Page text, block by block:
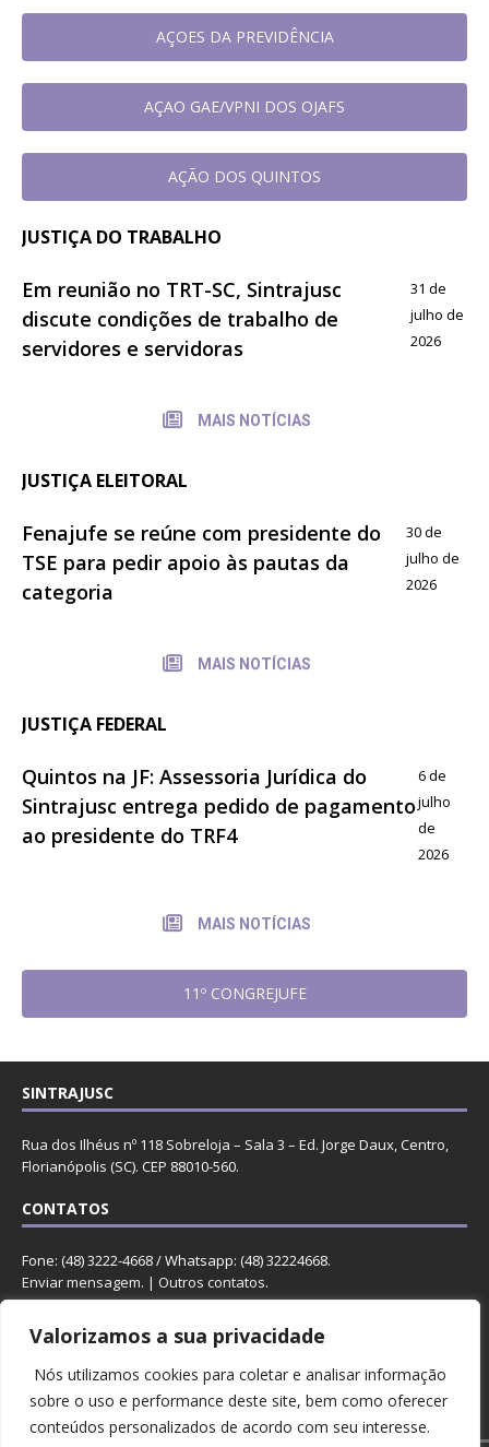
Valorizamos a sua privacidade
Nós utilizamos cookies para coletar e analisar informação
sobre o uso e performance deste site, bem como oferecer
conteúdos personalizados de acordo com seu interesse.
AÇOES DA PREVIDÊNCIA
AÇAO GAE/VPNI DOS OJAFS
AÇÃO DOS QUINTOS
JUSTIÇA DO TRABALHO
Em reunião no TRT-SC, Sintrajusc
discute condições de trabalho de
servidores e servidoras
31 de
julho de
2026
MAIS NOTÍCIAS
JUSTIÇA ELEITORAL
Fenajufe se reúne com presidente do
TSE para pedir apoio às pautas da
categoria
30 de
julho de
2026
MAIS NOTÍCIAS
JUSTIÇA FEDERAL
Quintos na JF: Assessoria Jurídica do
Sintrajusc entrega pedido de pagamento
ao presidente do TRF4
6 de
julho
de
2026
MAIS NOTÍCIAS
11º CONGREJUFE
SINTRAJUSC
Rua dos Ilhéus nº 118 Sobreloja – Sala 3 – Ed. Jorge Daux, Centro,
Florianópolis (SC). CEP 88010-560.
CONTATOS
Fone: (48) 3222-4668 / Whatsapp: (48) 32224668.
Enviar mensagem. | Outros contatos.
REDES